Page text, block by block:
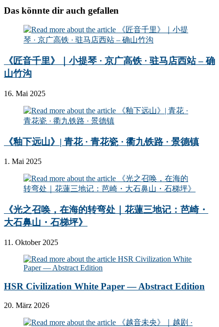
Das könnte dir auch gefallen
《匠音千里》｜小提琴 · 京广高铁 · 驻马店西站 – 确
山竹沟
16. Mai 2025
《釉下远山》| 青花 · 青花瓷 · 衢九铁路 · 景德镇
1. Mai 2025
《光之召唤，在海的转弯处｜花蓮三地记：芭崎・
大石鼻山・石梯坪》
11. Oktober 2025
HSR Civilization White Paper — Abstract Edition
20. März 2026